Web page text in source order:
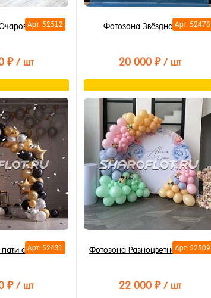
Арт: 52512
₽ / шт
Арт: 52478
Фотозона Звёздная ночь
20 000 ₽ / шт
В корзину
Купить в 1 клик
В избранное
В наличии
Арт: 52431
пати арка
₽ / шт
Арт: 52509
Фотозона Разноцветная радость
22 000 ₽ / шт